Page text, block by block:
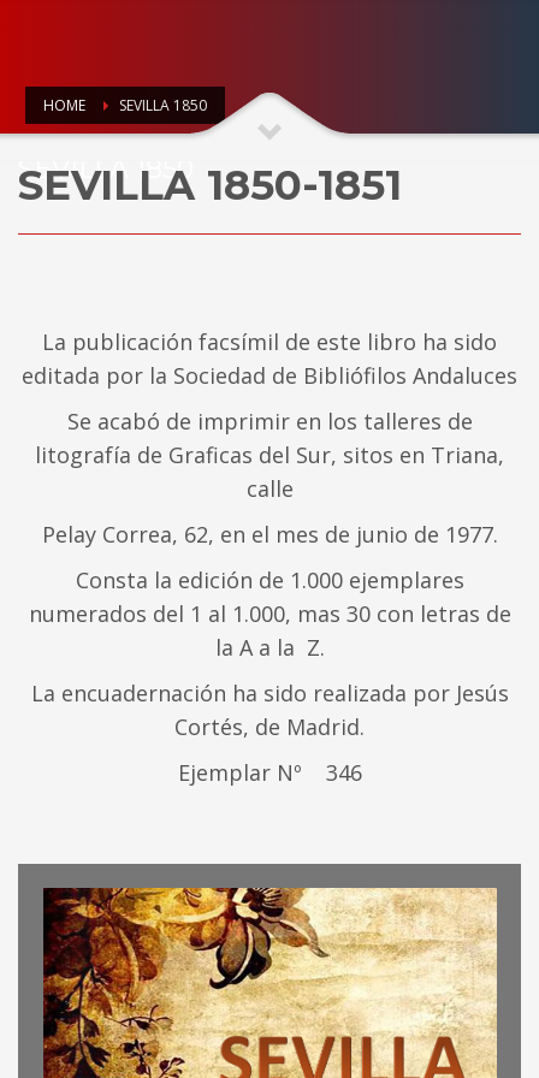
HOME SEVILLA 1850
SEVILLA 1850
SEVILLA 1850-1851
La publicación facsímil de este libro ha sido
editada por la Sociedad de Bibliófilos Andaluces
Se acabó de imprimir en los talleres de
litografía de Graficas del Sur, sitos en Triana,
calle
Pelay Correa, 62, en el mes de junio de 1977.
Consta la edición de 1.000 ejemplares
numerados del 1 al 1.000, mas 30 con letras de
la A a la Z.
La encuadernación ha sido realizada por Jesús
Cortés, de Madrid.
Ejemplar Nº 346